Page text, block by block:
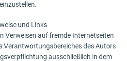
einzustellen.
und Links
Verweisen auf fremde Internetseiten
Verantwortungsbereiches des Autors
ausschließlich in dem